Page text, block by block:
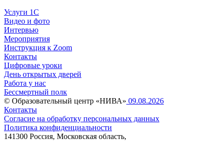
Услуги 1C
Видео и фото
Интервью
Мероприятия
Инструкция к Zoom
Контакты
Цифровые уроки
День открытых дверей
Работа у нас
Бессмертный полк
© Образовательный центр «НИВА» 09.08.2026
Контакты
Согласие на обработку персональных данных
Политика конфиденциальности
141300 Россия, Московская область,